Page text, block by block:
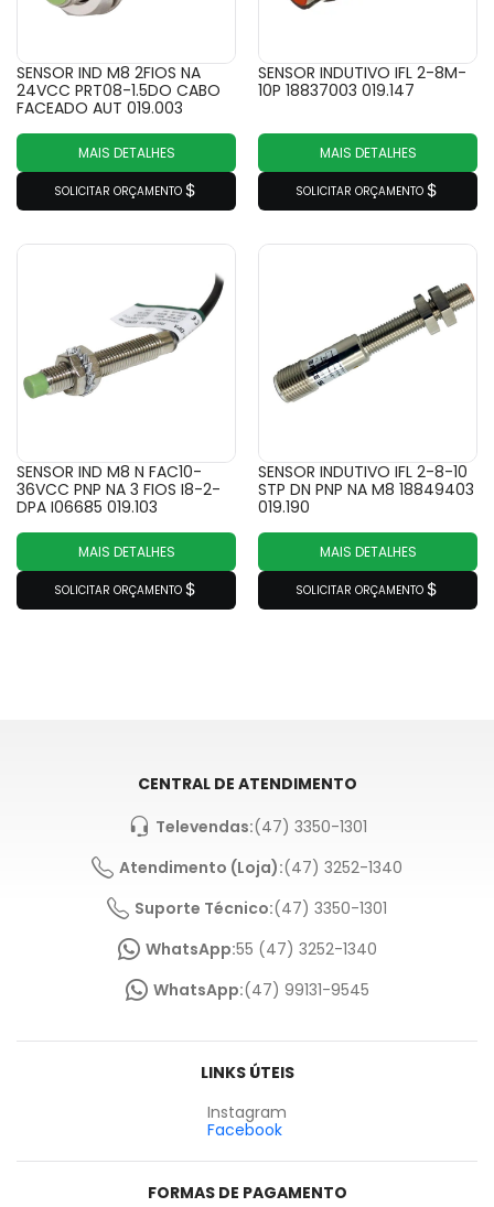
SENSOR IND M8 2FIOS NA
24VCC PRT08-1.5DO CABO
FACEADO AUT 019.003
MAIS DETALHES
SOLICITAR ORÇAMENTO
SENSOR INDUTIVO IFL 2-8M-
10P 18837003 019.147
MAIS DETALHES
SOLICITAR ORÇAMENTO
SENSOR IND M8 N FAC10-
36VCC PNP NA 3 FIOS I8-2-
DPA I06685 019.103
MAIS DETALHES
SOLICITAR ORÇAMENTO
SENSOR INDUTIVO IFL 2-8-10
STP DN PNP NA M8 18849403
019.190
MAIS DETALHES
SOLICITAR ORÇAMENTO
CENTRAL DE ATENDIMENTO
Televendas:(47) 3350-1301
Atendimento (Loja):(47) 3252-1340
Suporte Técnico:(47) 3350-1301
WhatsApp:55 (47) 3252-1340
WhatsApp:(47) 99131-9545
LINKS ÚTEIS
Instagram
Facebook
FORMAS DE PAGAMENTO